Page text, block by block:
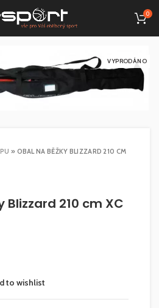
0
VYPRODÁNO
» OBAL NA BĚŽKY BLIZZARD 210 CM
Blizzard 210 cm XC
to wishlist